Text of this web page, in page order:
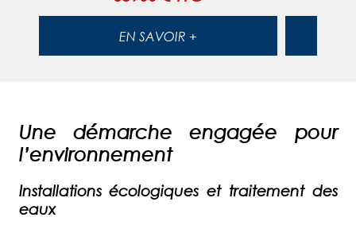
EN SAVOIR +
Une démarche engagée pour
l’environnement
Installations écologiques et traitement des
eaux